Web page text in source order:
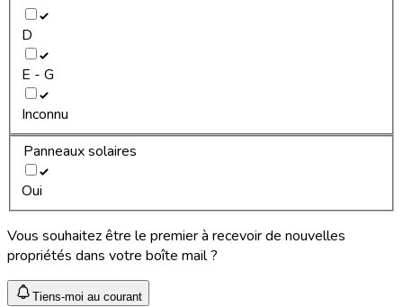
D
E - G
Inconnu
Panneaux solaires
Oui
Vous souhaitez être le premier à recevoir de nouvelles
propriétés dans votre boîte mail ?
Tiens-moi au courant